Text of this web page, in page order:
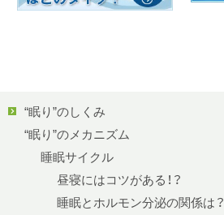
“眠り”のしくみ
“眠り”のメカニズム
睡眠サイクル
昼寝にはコツがある！？
睡眠とホルモン分泌の関係は？